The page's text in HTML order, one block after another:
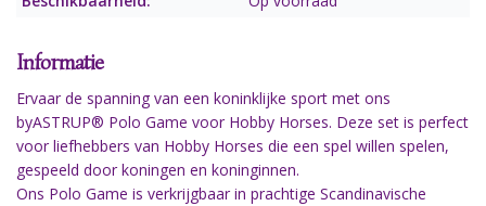
Informatie
Ervaar de spanning van een koninklijke sport met ons
byASTRUP® Polo Game voor Hobby Horses. Deze set is perfect
voor liefhebbers van Hobby Horses die een spel willen spelen,
gespeeld door koningen en koninginnen.
Ons Polo Game is verkrijgbaar in prachtige Scandinavische